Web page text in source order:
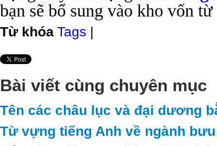
bạn sẽ bổ sung vào kho vốn
Từ khóa Tags |
Bài viết cùng chuyên mục
Tên các châu lục và đại dương
Từ vựng tiếng Anh về ngành